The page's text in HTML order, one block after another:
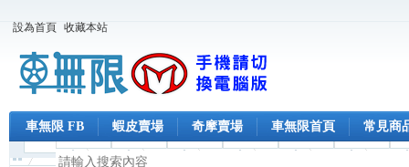
設為首頁 收藏本站
車無限 FB 蝦皮賣場 奇摩賣場 車無限首頁 常見商